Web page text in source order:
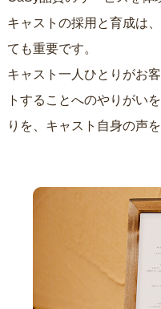
キャストの採用と育成は、
ても重要です。
キャスト一人ひとりがお
トすることへのやりがい
りを、キャスト自身の声